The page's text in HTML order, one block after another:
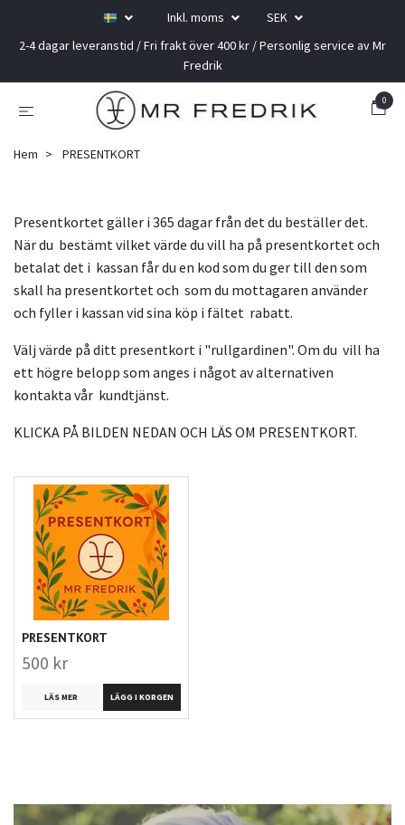
Inkl. moms
SEK
2-4 dagar leveranstid / Fri frakt över 400 kr / Personlig service av Mr
Fredrik
0
Hem PRESENTKORT
Presentkortet gäller i 365 dagar från det du beställer det.
När du bestämt vilket värde du vill ha på presentkortet och
betalat det i kassan får du en kod som du ger till den som
skall ha presentkortet och som du mottagaren använder
och fyller i kassan vid sina köp i fältet rabatt.
Välj värde på ditt presentkort i "rullgardinen". Om du vill ha
ett högre belopp som anges i något av alternativen
kontakta vår kundtjänst.
KLICKA PÅ BILDEN NEDAN OCH LÄS OM PRESENTKORT.
PRESENTKORT
500 kr
LÄS MER LÄGG I KORGEN